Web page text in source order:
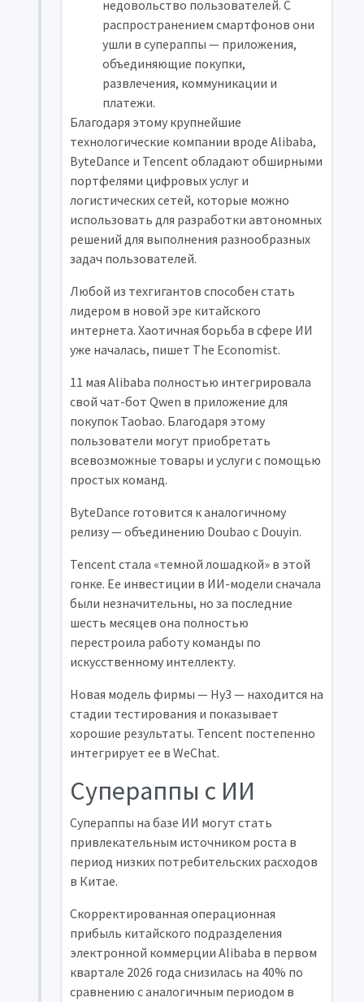
недовольство пользователей. С
распространением смартфонов они
ушли в супераппы — приложения,
объединяющие покупки,
развлечения, коммуникации и
платежи.
Благодаря этому крупнейшие
технологические компании вроде Alibaba,
ByteDance и Tencent обладают обширными
портфелями цифровых услуг и
логистических сетей, которые можно
использовать для разработки автономных
решений для выполнения разнообразных
задач пользователей.
Любой из техгигантов способен стать
лидером в новой эре китайского
интернета. Хаотичная борьба в сфере ИИ
уже началась, пишет The Economist.
11 мая Alibaba полностью интегрировала
свой чат-бот Qwen в приложение для
покупок Taobao. Благодаря этому
пользователи могут приобретать
всевозможные товары и услуги с помощью
простых команд.
ByteDance готовится к аналогичному
релизу — объединению Doubao с Douyin.
Tencent стала «темной лошадкой» в этой
гонке. Ее инвестиции в ИИ-модели сначала
были незначительны, но за последние
шесть месяцев она полностью
перестроила работу команды по
искусственному интеллекту.
Новая модель фирмы — Hy3 — находится на
стадии тестирования и показывает
хорошие результаты. Tencent постепенно
интегрирует ее в WeChat.
Супераппы с ИИ
Супераппы на базе ИИ могут стать
привлекательным источником роста в
период низких потребительских расходов
в Китае.
Скорректированная операционная
прибыль китайского подразделения
электронной коммерции Alibaba в первом
квартале 2026 года снизилась на 40% по
сравнению с аналогичным периодом в